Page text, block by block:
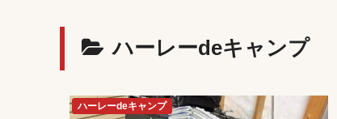
ハーレーdeキャンプ
ハーレーdeキャンプ